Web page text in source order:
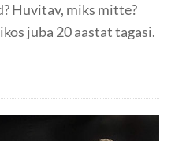
Huvitav, miks mitte?
juba 20 aastat tagasi.